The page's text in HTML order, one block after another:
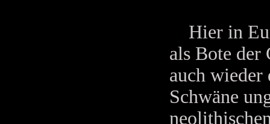
Hier in
als Bote der
auch
Schwäne